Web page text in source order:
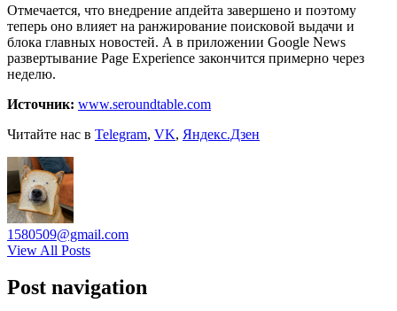
Отмечается, что внедрение апдейта завершено и поэтому
теперь оно влияет на ранжирование поисковой выдачи и
блока главных новостей. А в приложении Google News
развертывание Page Experience закончится примерно через
неделю.
Источник: www.seroundtable.com
Читайте нас в Telegram, VK, Яндекс.Дзен
1580509@gmail.com
View All Posts
Post navigation